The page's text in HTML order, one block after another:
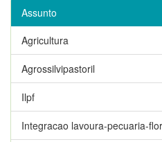
Assunto
Agricultura
Agrossilvipastoril
Ilpf
Integracao lavoura-pecuaria-